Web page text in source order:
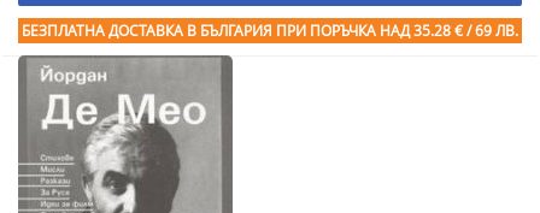
БЕЗПЛАТНА ДОСТАВКА В БЪЛГАРИЯ ПРИ ПОРЪЧКА НАД 35.28 € / 69 ЛВ.